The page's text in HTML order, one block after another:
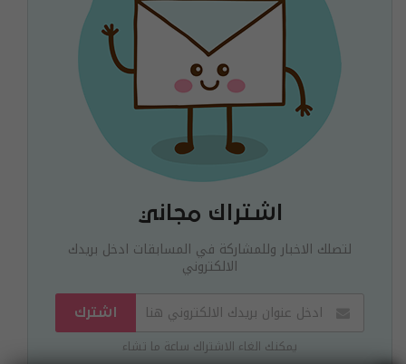
اشتراك مجاني
لتصلك الاخبار وللمشاركة في المسابقات ادخل بريدك
الالكتروني
اشترك
يمكنك الغاء الاشتراك ساعة ما تشاء